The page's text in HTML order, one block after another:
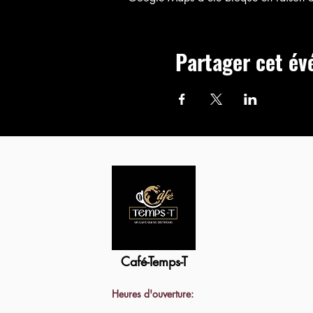
Partager cet
Café-Temps-T
Heures d'ouverture: